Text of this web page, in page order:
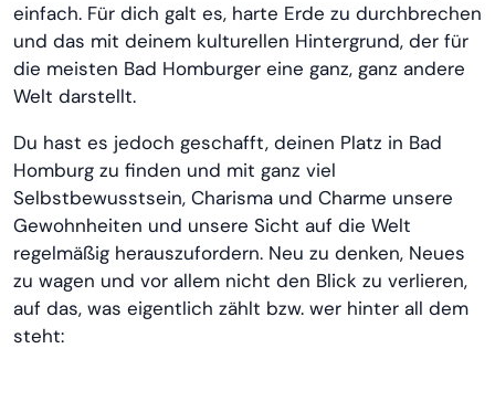
einfach. Für dich galt es, harte Erde zu durchbrechen
und das mit deinem kulturellen Hintergrund, der für
die meisten Bad Homburger eine ganz, ganz andere
Welt darstellt.
Du hast es jedoch geschafft, deinen Platz in Bad
Homburg zu finden und mit ganz viel
Selbstbewusstsein, Charisma und Charme unsere
Gewohnheiten und unsere Sicht auf die Welt
regelmäßig herauszufordern. Neu zu denken, Neues
zu wagen und vor allem nicht den Blick zu verlieren,
auf das, was eigentlich zählt bzw. wer hinter all dem
steht: